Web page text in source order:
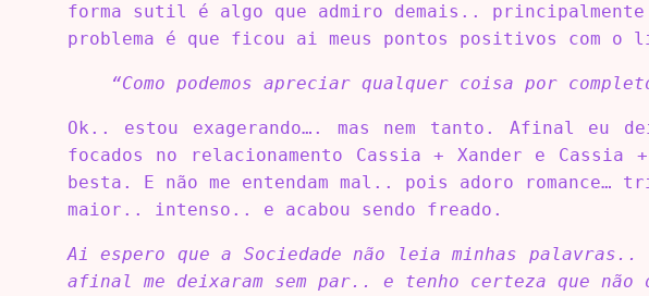
forma sutil é algo que admiro demais.. principalmente
problema é que ficou ai meus pontos positivos com o
“Como podemos apreciar qualquer coisa por
Ok.. estou exagerando…. mas nem tanto. Afinal eu
focados no relacionamento Cassia + Xander e
besta. E não me entendam mal.. pois adoro
maior.. intenso.. e acabou sendo freado.
Ai espero que a Sociedade não leia minhas
afinal me deixaram sem par.. e tenho certeza que